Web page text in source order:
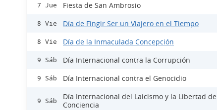
7 Jue Fiesta de San Ambrosio
8 Vie Día de Fingir Ser un Viajero en el Tiempo
8 Vie Día de la Inmaculada Concepción
9 Sáb Día Internacional contra la Corrupción
9 Sáb Día Internacional contra el Genocidio
9 Sáb
Día Internacional del Laicismo y la Libertad de
Conciencia